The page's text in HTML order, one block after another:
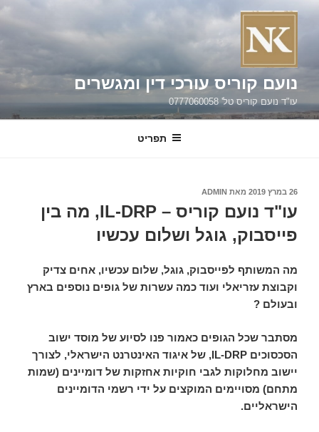
דילוג
נועם קוריס עורכי דין ומגשרים
עו"ד נועם קוריס טל' 0777060058
תפריט
פורסם
26 במרץ 2019 מאת ADMIN
עו"ד נועם קוריס – IL-DRP, מה בין
פייסבוק, גוגל ושלום עכשיו
מה המשותף לפייסבוק, גוגל, שלום עכשיו, אחים צדיק
וקבוצת עזריאלי ועוד כמה עשרות של גופים נוספים בארץ
ובעולם ?
מסתבר שכל הגופים כאמור פנו לסיוע של מוסד ישוב
הסכסוכים IL-DRP, של איגוד האינטרנט הישראלי, לצורך
יישוב מחלוקות לגבי חוקיות אחזקות של דומיינים (שמות
מתחם) מסויימים המוקצים על ידי רשמי הדומיינים
הישראליים.